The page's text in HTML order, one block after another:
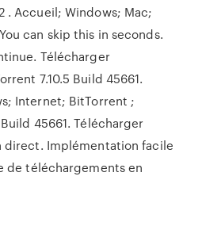
. Accueil; Windows; Mac;
can skip this in seconds.
Télécharger
7.10.5 Build 45661.
Internet; BitTorrent ;
45661. Télécharger
direct. Implémentation facile
de téléchargements en